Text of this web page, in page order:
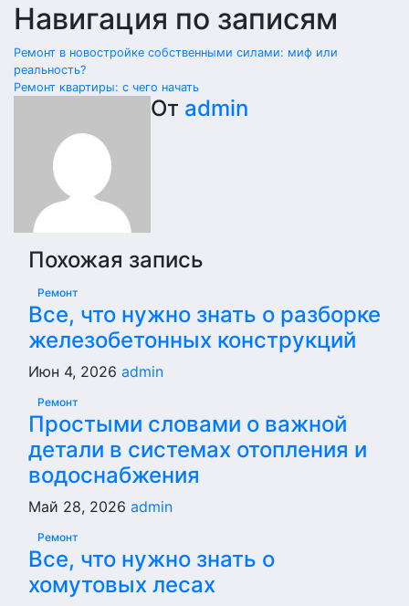
Навигация по записям
Ремонт в новостройке собственными силами: миф или
реальность?
Ремонт квартиры: с чего начать
От admin
Похожая запись
Ремонт
Все, что нужно знать о разборке
железобетонных конструкций
Июн 4, 2026 admin
Ремонт
Простыми словами о важной
детали в системах отопления и
водоснабжения
Май 28, 2026 admin
Ремонт
Все, что нужно знать о
хомутовых лесах